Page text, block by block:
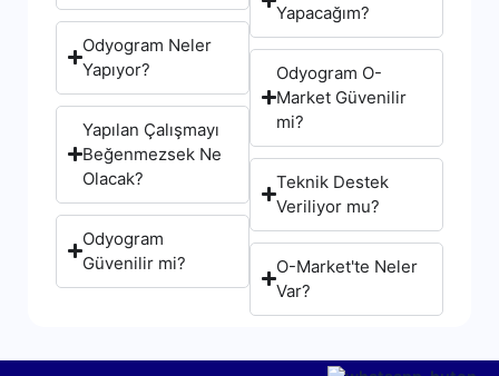
Odyogram Neler
Yapıyor?
Yapılan Çalışmayı
Beğenmezsek Ne
Olacak?
Odyogram
Güvenilir mi?
Yapacağım?
Odyogram O-
Market Güvenilir
mi?
Teknik Destek
Veriliyor mu?
O-Market'te Neler
Var?